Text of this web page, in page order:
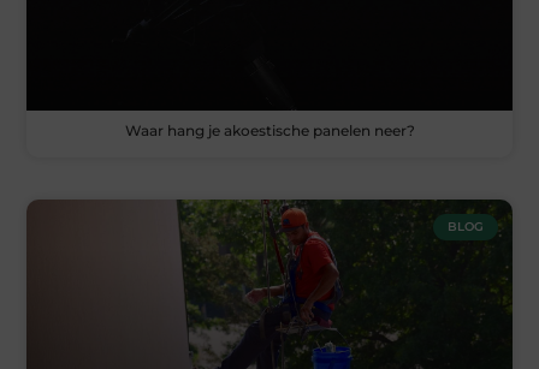
Waar hang je akoestische panelen neer?
BLOG